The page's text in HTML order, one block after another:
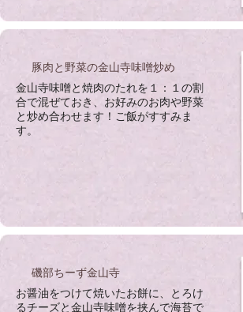
豚肉と野菜の金山寺味噌炒め
金山寺味噌と焼肉のたれを１：１の割
合で混ぜておき、お好みのお肉や野菜
と炒め合わせます！ご飯がすすみま
す。
磯部ちーず金山寺
お醤油をつけて焼いたお餅に、とろけ
るチーズと金山寺味噌を挟んで海苔で